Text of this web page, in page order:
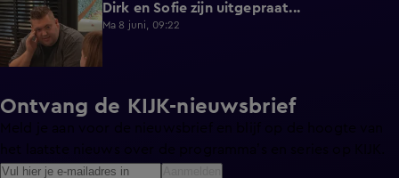
0:26 Dirk en Sofie zijn uitgepraat...
Ma 8 juni, 09:22
Ontvang de KIJK-nieuwsbrief
Meld je aan voor de nieuwsbrief en blijf op de hoogte van